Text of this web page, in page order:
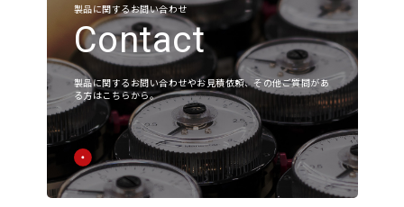
各種ダウンロード
該⾮判定書について
会社案内
Corporate Value
会社概要
製品に関するお問い合わせ
Contact
製品に関するお問い合わせやお見積依頼、その他ご質問があ
る方はこちらから。